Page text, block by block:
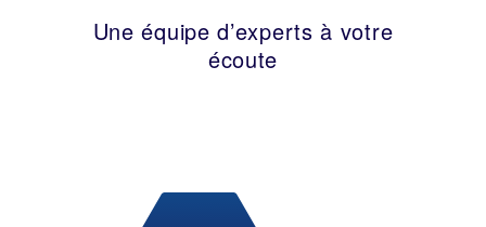
Une équipe d’experts à votre
écoute